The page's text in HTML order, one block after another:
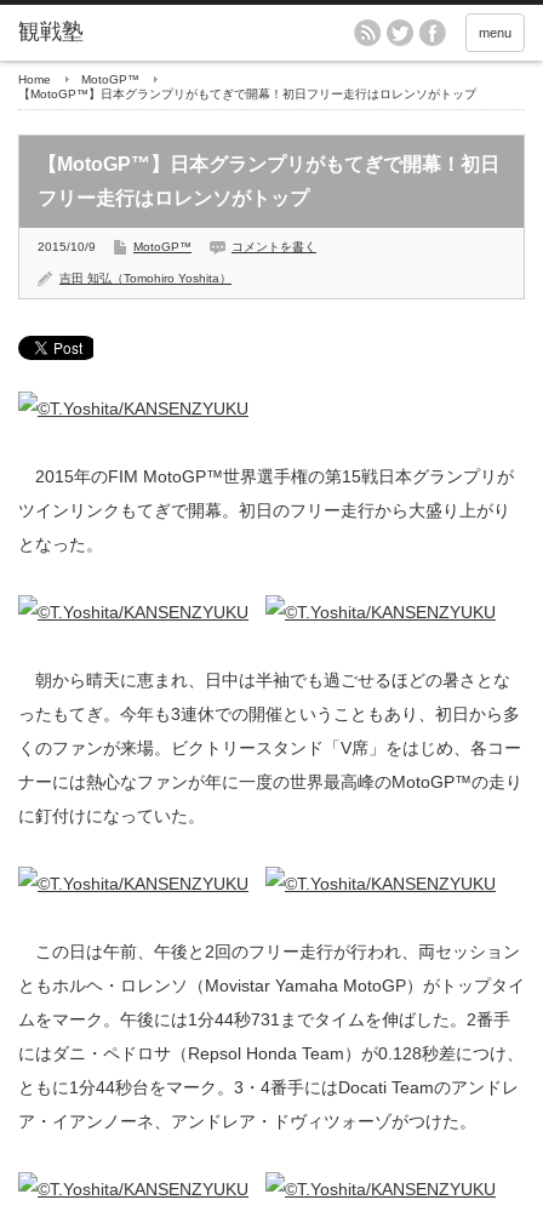
menu
Home
MotoGP™
【MotoGP™】日本グランプリがもてぎで開幕！初日フリー走行はロレンソがトップ
【MotoGP™】日本グランプリがもてぎで開幕！初日
フリー走行はロレンソがトップ
2015/10/9 MotoGP™ コメントを書く
吉田 知弘（Tomohiro Yoshita）
2015年のFIM MotoGP™世界選手権の第15戦日本グランプリが
ツインリンクもてぎで開幕。初日のフリー走行から大盛り上がり
となった。
朝から晴天に恵まれ、日中は半袖でも過ごせるほどの暑さとな
ったもてぎ。今年も3連休での開催ということもあり、初日から多
くのファンが来場。ビクトリースタンド「V席」をはじめ、各コー
ナーには熱心なファンが年に一度の世界最高峰のMotoGP™の走り
に釘付けになっていた。
この日は午前、午後と2回のフリー走行が行われ、両セッション
ともホルヘ・ロレンソ（Movistar Yamaha MotoGP）がトップタイ
ムをマーク。午後には1分44秒731までタイムを伸ばした。2番手
にはダニ・ペドロサ（Repsol Honda Team）が0.128秒差につけ、
ともに1分44秒台をマーク。3・4番手にはDocati Teamのアンドレ
ア・イアンノーネ、アンドレア・ドヴィツォーゾがつけた。